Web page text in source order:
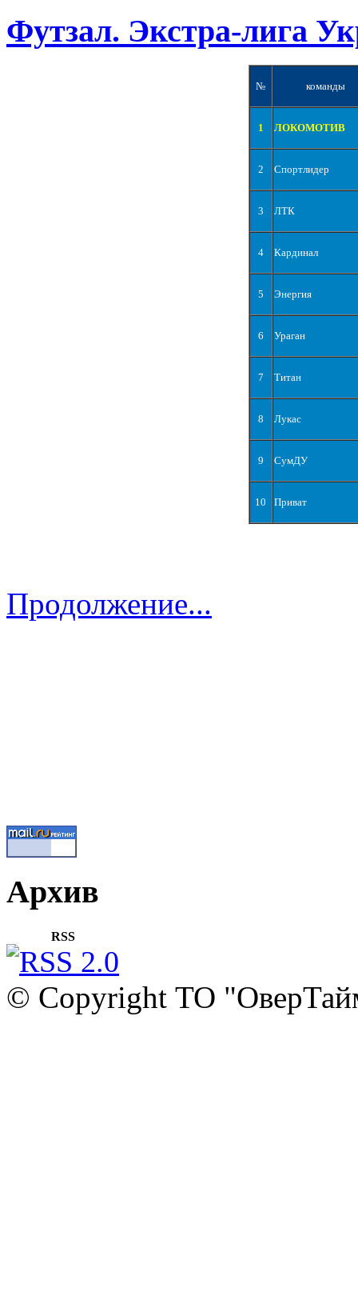
Футзал. Экстра-лига
№ команды
1 ЛОКОМОТИВ
2 Спортлидер
3 ЛТК
4 Кардинал
5 Энергия
6 Ураган
7 Титан
8 Лукас
9 СумДУ
10 Приват
Продолжение...
Архив
RSS
© Copyright ТО